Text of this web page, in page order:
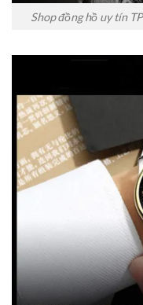
Shop đồng hồ uy tín